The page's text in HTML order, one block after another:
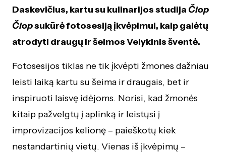
Daskevičius, kartu su kulinarijos studija Čiop
Čiopsukūrė fotosesiją įkvėpimui, kaip galėtų
atrodyti draugų ir šeimos Velykinis šventė.
Fotosesijos tiklas ne tik įkvėpti žmones dažniau
leisti laiką kartu su šeima ir draugais, bet ir
inspiruoti laisvę idėjoms. Norisi, kad žmonės
kitaip pažvelgtų į aplinką ir leistųsi į
improvizacijos kelionę – paieškotų kiek
nestandartinių vietų. Vienas iš įkvėpimų –